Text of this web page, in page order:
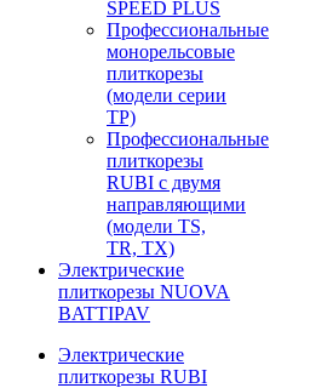
SPEED PLUS
Профессиональные
монорельсовые
плиткорезы
(модели серии
TP)
Профессиональные
плиткорезы
RUBI с двумя
направляющими
(модели TS,
TR, TX)
Электрические
плиткорезы NUOVA
BATTIPAV
Электрические
плиткорезы RUBI